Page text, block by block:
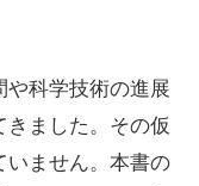
科学技術の進展
きました。その仮
いません。本書の